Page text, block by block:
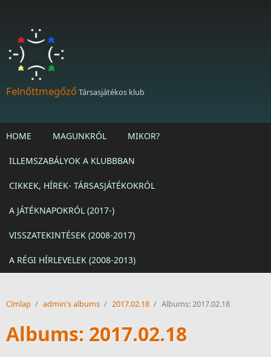
FelnőttmegőzőTársasjátékos klub
HOME MAGUNKRÓL MIKOR?
ILLEMSZABÁLYOK A KLUBBBAN
CIKKEK, HÍREK- TÁRSASJÁTÉKOKRÓL
A JÁTÉKNAPOKRÓL (2017-)
VISSZATEKINTÉSEK (2008-2017)
A RÉGI HÍRLEVELEK (2008-2013)
Címlap / admin's albums / 2017.02.18 / Albums: 2017.02.18
Albums: 2017.02.18